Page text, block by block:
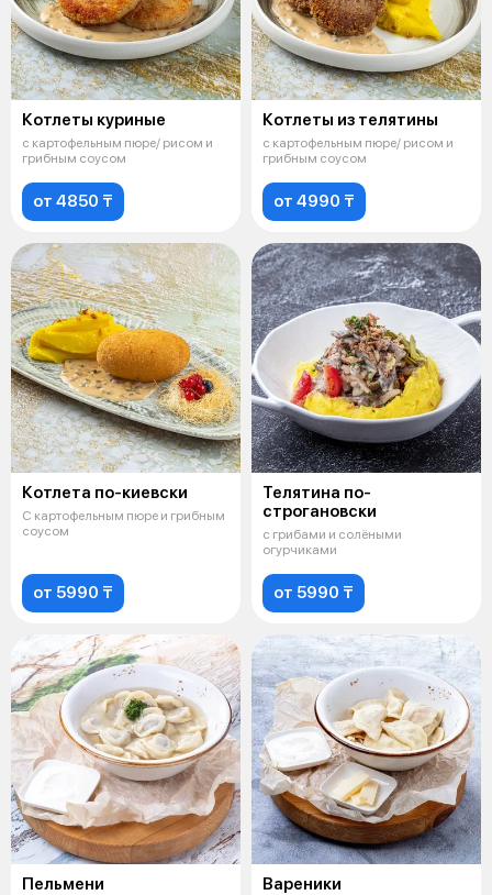
Котлеты куриные
с картофельным пюре/ рисом и
грибным соусом
от 4850 ₸
Котлеты из телятины
с картофельным пюре/ рисом и
грибным соусом
от 4990 ₸
Котлета по-киевски
С картофельным пюре и грибным
соусом
от 5990 ₸
Телятина по-
строгановски
с грибами и солёными
огурчиками
от 5990 ₸
Пельмени Вареники